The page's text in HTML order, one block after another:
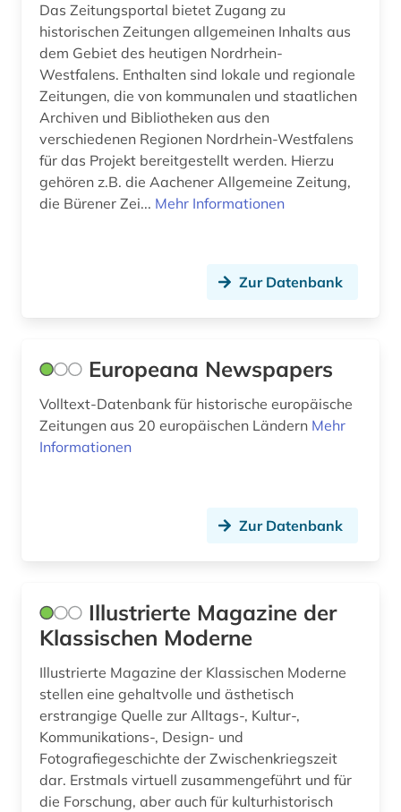
donezk (ukraine) (1)
dresden (2)
dublin (1)
dänemark (2)
earnings calls transkripte (1)
edinburgh (1)
elektronisches buch (1)
eu (1)
europa (1)
europäische union (1)
europäisches schrifttum (1)
exilpresse (1)
fellbach (1)
Skandinavien (1)
Spanien (10)
Suedamerika (6)
Suedasien (2)
Suedostasien (6)
Vatikanstadt (4)
Das Zeitungsportal bietet Zugang zu
historischen Zeitungen allgemeinen Inhalts aus
dem Gebiet des heutigen Nordrhein-
Westfalens. Enthalten sind lokale und regionale
Zeitungen, die von kommunalen und staatlichen
Archiven und Bibliotheken aus den
verschiedenen Regionen Nordrhein-Westfalens
für das Projekt bereitgestellt werden. Hierzu
gehören z.B. die Aachener Allgemeine Zeitung,
die Bürener Zei... Mehr Informationen
Zur Datenbank
Europeana Newspapers
Volltext-Datenbank für historische europäische
Zeitungen aus 20 europäischen Ländern Mehr
Informationen
Zur Datenbank
Illustrierte Magazine der
Klassischen Moderne
Illustrierte Magazine der Klassischen Moderne
stellen eine gehaltvolle und ästhetisch
erstrangige Quelle zur Alltags-, Kultur-,
Kommunikations-, Design- und
Fotografiegeschichte der Zwischenkriegszeit
dar. Erstmals virtuell zusammengeführt und für
die Forschung, aber auch für kulturhistorisch